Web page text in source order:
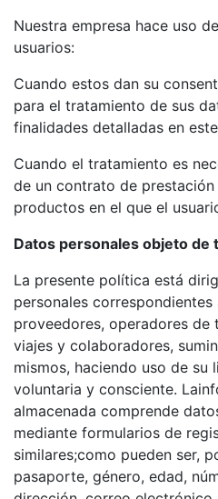
Nuestra empresa hace uso
usuarios:
Cuando estos dan su
para el tratamiento de sus
finalidades detalladas en
Cuando el tratamiento es
de un contrato de
productos en el que el
Datos personales objeto de
La presente política está
personales
proveedores, operadores de
viajes y colaboradores,
mismos, haciendo uso de su
voluntaria y consciente.
almacenada comprende
mediante formularios de
similares;como pueden ser,
pasaporte, género, edad,